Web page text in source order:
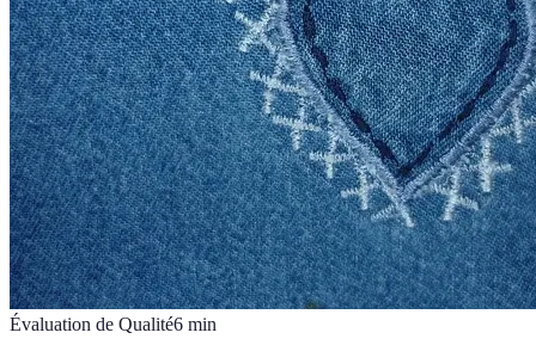
Évaluation de Qualité6 min